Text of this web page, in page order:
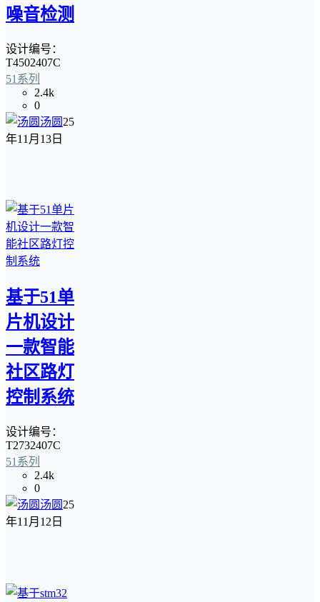
噪音检测
设计编号：
T4502407C
51系列
2.4k
0
汤圆 25
年11月13日
基于51单
片机设计
一款智能
社区路灯
控制系统
设计编号：
T2732407C
51系列
2.4k
0
汤圆 25
年11月12日